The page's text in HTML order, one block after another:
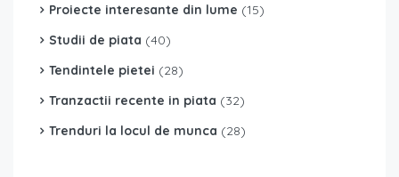
Proiecte interesante din lume (15)
Studii de piata (40)
Tendintele pietei (28)
Tranzactii recente in piata (32)
Trenduri la locul de munca (28)